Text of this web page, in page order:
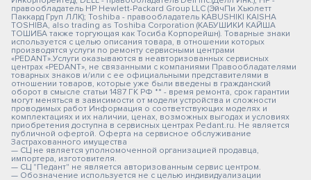
правообладатель HP Hewlett-Packard Group LLC (ЭйчПи Хьюлетт
Паккард Груп ЛЛК); Toshiba - правообладатель KABUSHIKI KAISHA
TOSHIBA, also trading as Toshiba Corporation (КАБУШИКИ КАЙША
ТОШИБА также торгующая как Тосиба Корпорейшн). Товарные знаки
используется с целью описания товара, в отношении которых
производятся услуги по ремонту сервисными центрами
«PEDANT».Услуги оказываются в неавторизованных сервисных
центрах «PEDANT», не связанными с компаниями Правообладателями
товарных знаков и/или с ее официальными представителями в
отношении товаров, которые уже были введены в гражданский
оборот в смысле статьи 1487 ГК РФ ** - время ремонта, срок гарантии
могут меняться в зависимости от модели устройства и сложности
проводимых работ Информация о соответствующих моделях и
комплектациях и их наличии, ценах, возможных выгодах и условиях
приобретения доступна в сервисных центрах Pedant.ru. Не является
публичной офертой. Оферта на сервисное обслуживание
Застрахованного имущества
— СЦ не является уполномоченной организацией продавца,
импортера, изготовителя.
— СЦ "Педант" не является авторизованным сервис центром.
— Обозначение используется не с целью индивидуализации